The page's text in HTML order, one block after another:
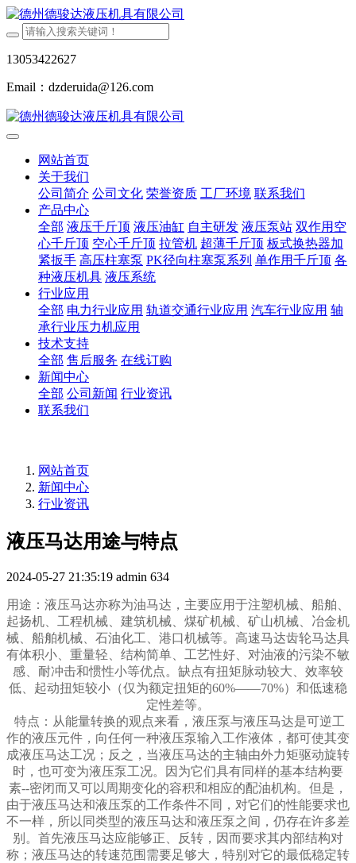
13053422627
Email：dzderuida@126.com
网站首页
关于我们
公司简介 公司文化 荣誉资质 工厂环境 联系我们
产品中心
全部 液压千斤顶 液压油缸 自主研发 液压泵站 双作用空
心千斤顶 空心千斤顶 拉管机 超薄千斤顶 板式换热器加
紧扳手 高压柱塞泵 PK径向柱塞泵系列 单作用千斤顶 各
种液压机具 液压系统
行业应用
全部 电力行业应用 轨道交通行业应用 汽车行业应用 轴
承行业压力机应用
技术支持
全部 售后服务 在线订购
新闻中心
全部 公司新闻 行业资讯
联系我们
网站首页
新闻中心
行业资讯
液压马达用途与特点
2024-05-27 21:35:19 admin 634
用途：液压马达亦称为油马达，主要应用于注塑机械、船舶、
起扬机、工程机械、建筑机械、煤矿机械、矿山机械、冶金机
械、船舶机械、石油化工、港口机械等。高速马达齿轮马达具
有体积小、重量轻、结构简单、工艺性好、对油液的污染不敏
感、耐冲击和惯性小等优点。缺点有扭矩脉动较大、效率较
低、起动扭矩较小（仅为额定扭矩的60%——70%）和低速稳
定性差等。
特点：从能量转换的观点来看， 液压泵与液压马达是可逆工
作的液压元件 ，向任何一种液压泵输入工作液体，都可使其变
成液压马达工况；反之，当液压马达的主轴由外力矩驱动旋转
时，也可变为液压泵工况。因为它们具有同样的基本结构要
素--密闭而又可以周期变化的容积和相应的配油机构。但是，
由于液压马达和液压泵的工作条件不同，对它们的性能要求也
不一样，所以同类型的液压马达和液压泵之间，仍存在许多差
别。首先液压马达应能够正、反转，因而要求其内部结构对
称；液压马达的转速范围需要足够大，特别对它的最低稳定转